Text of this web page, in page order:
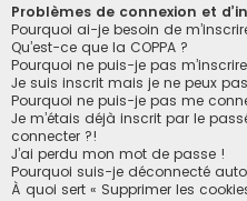
Problèmes de connexion et
Pourquoi ai-je besoin de
Qu’est-ce que la COPPA ?
Pourquoi ne puis-je pas
Je suis inscrit mais je ne peux
Pourquoi ne puis-je pas me
Je m’étais déjà inscrit par le
connecter ?!
J’ai perdu mon mot de passe !
Pourquoi suis-je déconnecté
À quoi sert « Supprimer les